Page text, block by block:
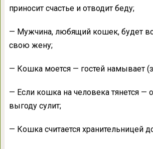
приносит счастье и отводит беду;
— Мужчина, любящий кошек, будет
свою жену;
— Кошка моется — гостей намывает
— Если кошка на человека тянется —
выгоду сулит;
— Кошка считается хранительницей